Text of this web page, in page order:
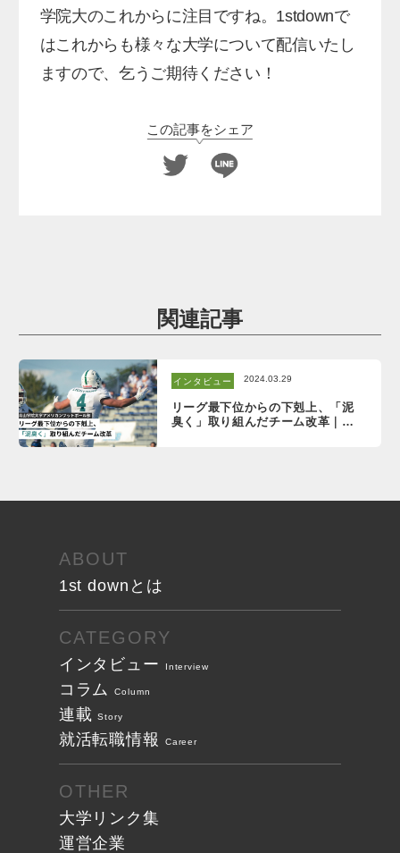
学院大のこれからに注目ですね。1stdownで
はこれからも様々な大学について配信いたし
ますので、乞うご期待ください！
この記事をシェア
関連記事
インタビュー 2024.03.29
リーグ最下位からの下剋上、「泥
臭く」取り組んだチーム改革｜青
ABOUT
1st downとは
CATEGORY
インタビュー Interview
コラムColumn
連載Story
就活転職情報 Career
OTHER
大学リンク集
運営企業